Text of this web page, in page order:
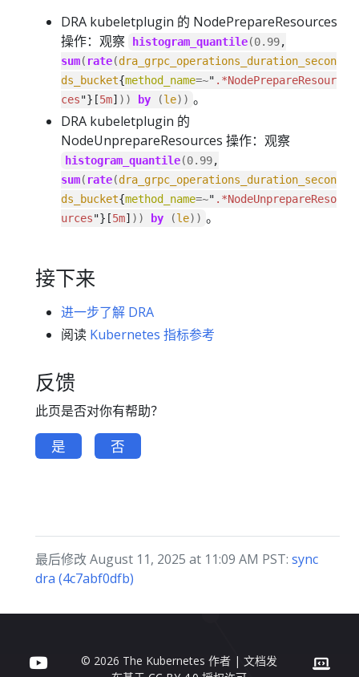
DRA kubeletplugin 的 NodePrepareResources
操作：观察
histogram_quantile(0.99,
sum( rate(dra_grpc_operations_duration_secon
ds_bucket{method_name=~" .*NodePrepareResour
ces"}[5m] )) by (le)) 。
DRA kubeletplugin 的
NodeUnprepareResources 操作：观察
histogram_quantile(0.99,
sum( rate(dra_grpc_operations_duration_secon
ds_bucket{method_name=~" .*NodeUnprepareReso
urces"}[5m] )) by (le)) 。
接下来
进一步了解 DRA
阅读 Kubernetes 指标参考
反馈
此页是否对你有帮助？
是 否
最后修改 August 11, 2025 at 11:09 AM PST: sync
dra (4c7abf0dfb)
© 2026 The Kubernetes 作者 | 文档发